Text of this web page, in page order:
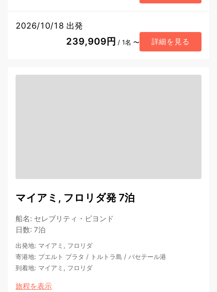
2026/10/18 出発
239,909円 / 1名 〜 詳細を見る
マイアミ, フロリダ発 7泊
船名: セレブリティ・ビヨンド
日数: 7泊
出発地: マイアミ, フロリダ
寄港地: プエルト プラタ / トルトラ島 / バセテール港
到着地: マイアミ, フロリダ
旅程を表示